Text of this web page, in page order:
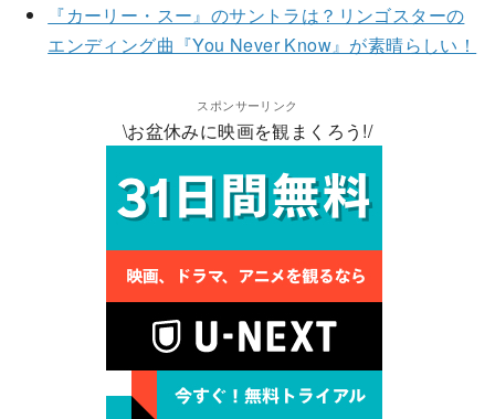
『カーリー・スー』のサントラは？リンゴスターの
エンディング曲『You Never Know』が素晴らしい！
スポンサーリンク
\お盆休みに映画を観まくろう!/